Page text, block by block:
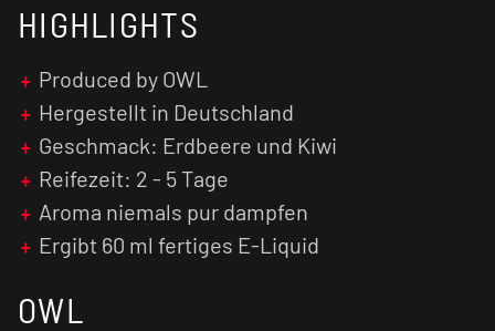
Nach dem Auffüllen schüttelst du die Flasche
gut durch, damit sich die einzelnen
Bestandteile vermischen. Jetzt steht dem
Genuss nichts mehr im Wege. Du kannst direkt
losdampfen!
Unser Tipp: Der Geschmack wird in der Regel
intensiver, je länger das fertig gemischte
Liquidreift.
HIGHLIGHTS
Produced by OWL
Hergestellt in Deutschland
Geschmack: Erdbeere und Kiwi
Reifezeit: 2 - 5 Tage
Aroma niemals pur dampfen
Ergibt 60 ml fertiges E-Liquid
OWL